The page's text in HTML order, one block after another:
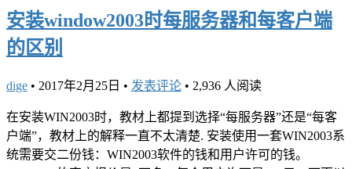
安装window2003时每服务器和每客户端
的区别
dige • 2017年2月25日 • 发表评论 • 2,936 人阅读
在安装WIN2003时，教材上都提到选择“每服务器”还是“每客
户端”，教材上的解释一直不太清楚. 安装使用一套WIN2003系
统需要交二份钱：WIN2003软件的钱和用户许可的钱。